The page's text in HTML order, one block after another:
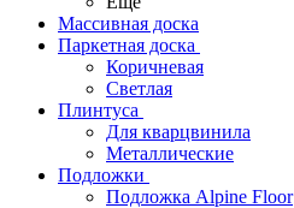
Массивная доска
Паркетная доска
Коричневая
Светлая
Плинтуса
Для кварцвинила
Металлические
Подложки
Подложка Alpine Floor